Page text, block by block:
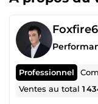
Professionnel
Ventes au total1